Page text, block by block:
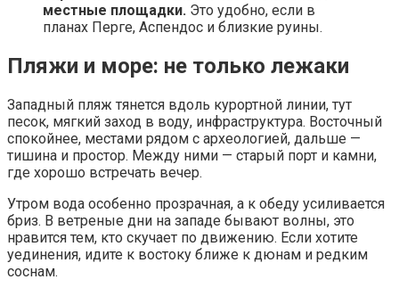
местные площадки. Это удобно, если в
планах Перге, Аспендос и близкие руины.
Пляжи и море: не только лежаки
Западный пляж тянется вдоль курортной линии, тут
песок, мягкий заход в воду, инфраструктура. Восточный
спокойнее, местами рядом с археологией, дальше —
тишина и простор. Между ними — старый порт и камни,
где хорошо встречать вечер.
Утром вода особенно прозрачная, а к обеду усиливается
бриз. В ветреные дни на западе бывают волны, это
нравится тем, кто скучает по движению. Если хотите
уединения, идите к востоку ближе к дюнам и редким
соснам.